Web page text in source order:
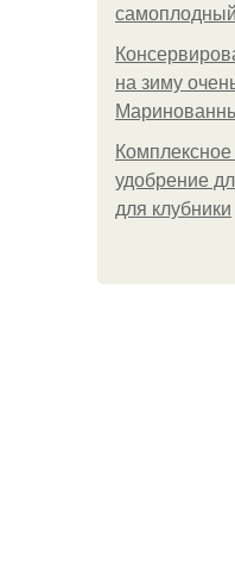
на зиму
удобрение
для клубники